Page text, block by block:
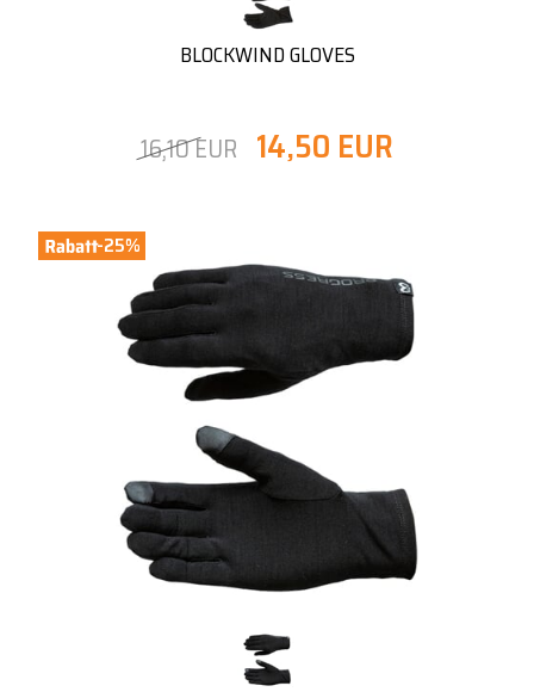
BLOCKWIND GLOVES
16,10 EUR 14,50 EUR
-25%